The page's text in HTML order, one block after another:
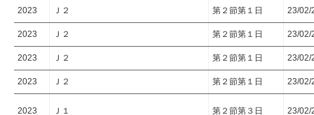
2023 Ｊ２ 第２節第１日 23/02/
2023 Ｊ２ 第２節第１日 23/02/
2023 Ｊ２ 第２節第１日 23/02/
2023 Ｊ２ 第２節第１日 23/02/
2023 Ｊ１ 第２節第３日 23/02/